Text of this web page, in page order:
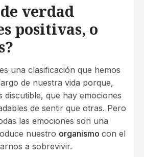
verdad
positivas, o
una clasificación que hemos
de nuestra vida porque,
discutible, que hay emociones
de sentir que otras. Pero
las emociones son una
nuestro organismo con el
a sobrevivir.